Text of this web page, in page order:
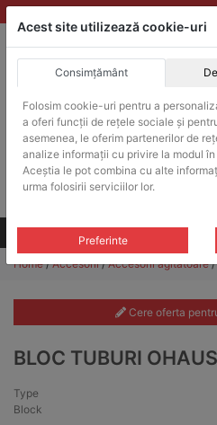
Skip
to
ACHIZITII PUBLICE
Produsele pot fi
Products
search
Toate produsele
Home/Accesorii/Accesorii agitatoare/
Cere oferta
BLOC TUBURI
Type
Block
Acest site utilizează cookie-uri
Consimțământ
Folosim cookie-uri pentru a
a oferi funcții de rețele sociale și
asemenea, le oferim partenerilor de
analize informații cu privire la modul
Aceștia le pot combina cu alte
urma folosirii serviciilor lor.
Preferinte